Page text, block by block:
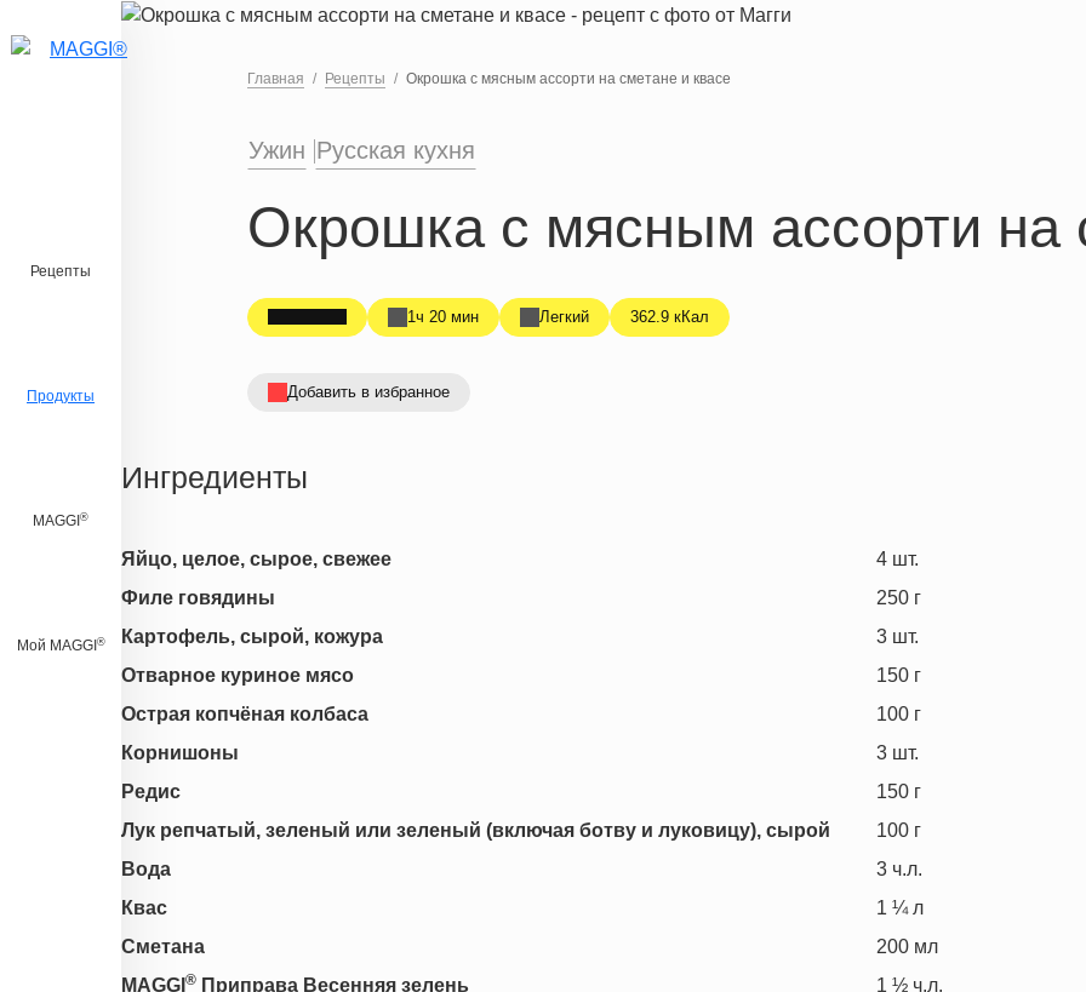
Перейти к основному содержанию
Рецепты
Продукты
MAGGI ®
Мой MAGGI ®
Главная Рецепты Окрошка с мясным ассорти на сметане и квасе
Ужин Русская кухня
Окрошка с мясным ассорти на
1ч 20 мин Легкий 362.9 кКал
Добавить в избранное
Ингредиенты
Яйцо, целое, сырое, свежее 4 шт.
Филе говядины
250 г
Картофель, сырой, кожура
3 шт.
Отварное куриное мясо
150 г
Острая копчёная колбаса
100 г
Корнишоны
3 шт.
Редис
150 г
Лук репчатый, зеленый или зеленый (включая ботву и луковицу), сырой
100 г
Вода
3 ч.л.
Квас
1 ¼ л
Сметана
200 мл
MAGGI ® Приправа Весенняя зелень 1 ½ ч.л.